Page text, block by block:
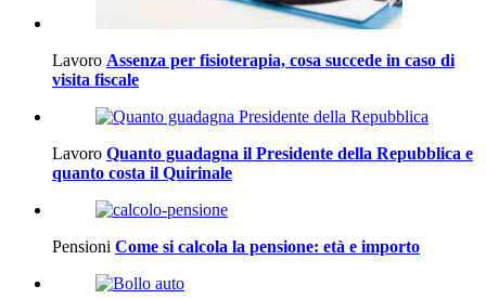
Lavoro Assenza per fisioterapia, cosa succede in caso di
visita fiscale
Lavoro Quanto guadagna il Presidente della Repubblica e
quanto costa il Quirinale
Pensioni Come si calcola la pensione: età e importo